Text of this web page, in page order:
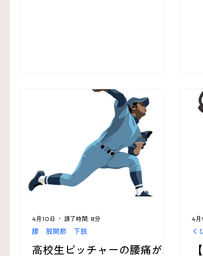
高校生ピッチャーの腰痛が治
腰 股関節 下肢
4月10日 読了時間: 8分
く
4月